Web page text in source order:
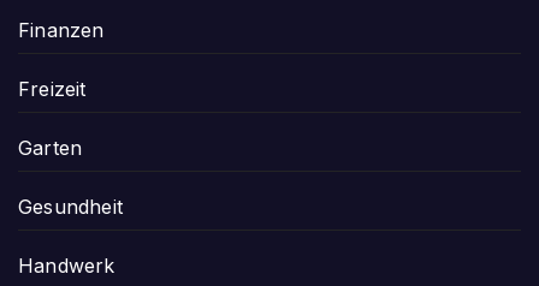
Finanzen
Freizeit
Garten
Gesundheit
Handwerk